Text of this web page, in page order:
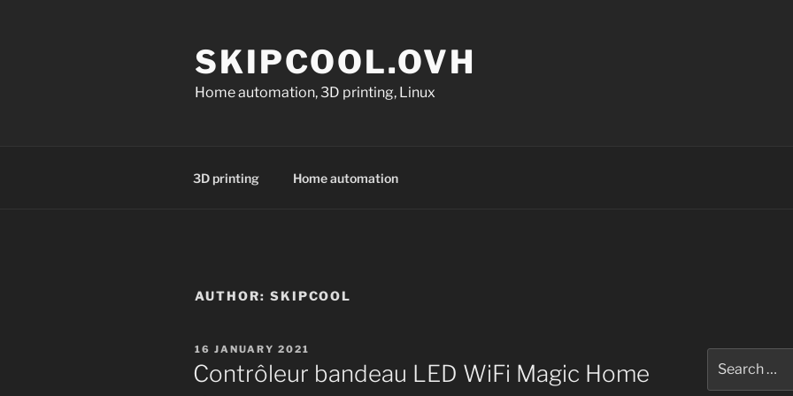
SKIPCOOL.OVH
Home automation, 3D printing, Linux
3D printing Home automation
AUTHOR: SKIPCOOL
POSTED
ON
16 JANUARY 2021
Contrôleur bandeau LED WiFi Magic Home
for: